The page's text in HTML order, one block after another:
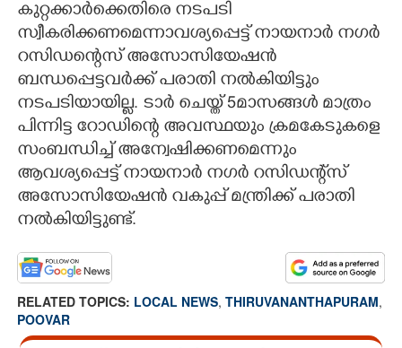
കുറ്റക്കാർക്കെതിരെ നടപടി
സ്വീകരിക്കണമെന്നാവശ്യപ്പെട്ട് നായനാർ നഗർ
റസിഡന്റെസ് അസോസിയേഷൻ
ബന്ധപ്പെട്ടവർക്ക് പരാതി നൽകിയിട്ടും
നടപടിയായില്ല. ടാർ ചെയ്ത് 5മാസങ്ങൾ മാത്രം
പിന്നിട്ട റോഡിന്റെ അവസ്ഥയും ക്രമകേടുകളെ
സംബന്ധിച്ച് അന്വേഷിക്കണമെന്നും
ആവശ്യപ്പെട്ട് നായനാർ നഗർ റസിഡന്റ്സ്
അസോസിയേഷൻ വകുപ്പ് മന്ത്രിക്ക് പരാതി
നൽകിയിട്ടുണ്ട്.
RELATED TOPICS: LOCAL NEWS, THIRUVANANTHAPURAM,
POOVAR